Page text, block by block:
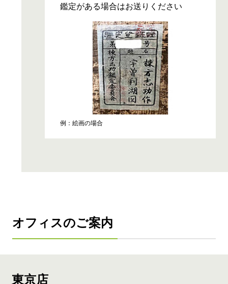
鑑定がある場合はお送りください
例：絵画の場合
オフィスのご案内
東京店